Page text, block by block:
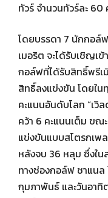
ทัวร์ จำนวนทัวร์ละ
โดยบรรดา 7 นักกอล์
เมอริต จะได้รับเชิญเ
กอล์ฟที่ได้รับสิทธิ์พรีเ
สิทธิ์ลงแข่งขัน โดยใน
คะแนนอันดับโลก “เวิ
คว้า 6 คะแนนเต็ม ขณ
แข่งขันแบบสโตรกเพ
หลังจบ 36 หลุม ซึ่งใ
ทางช่องกอล์ฟ ชาแนล
กุมภาพันธ์ และวันอาทิ